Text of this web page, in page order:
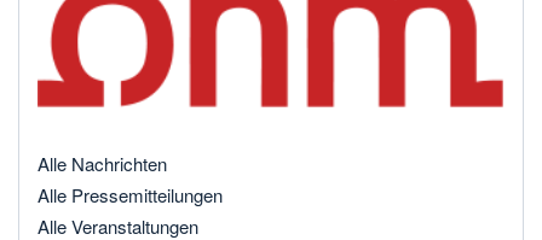
Alle Nachrichten
Alle Pressemitteilungen
Alle Veranstaltungen